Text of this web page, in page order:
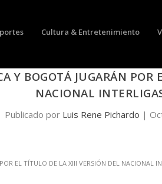
Cultura & Entretenimiento
Y BOGOTÁ JUGARÁN
NACIONAL
Publicado por Luis Rene Pichardo |